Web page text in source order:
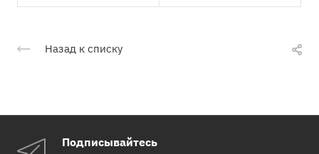
Назад к списку
Подписывайтесь